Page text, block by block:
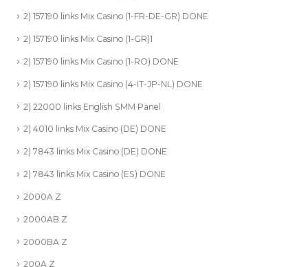
2) 157190 links Mix Casino (1-FR-DE-GR) DONE
2) 157190 links Mix Casino (1-GR)1
2) 157190 links Mix Casino (1-RO) DONE
2) 157190 links Mix Casino (4-IT-JP-NL) DONE
2) 22000 links English SMM Panel
2) 4010 links Mix Casino (DE) DONE
2) 7843 links Mix Casino (DE) DONE
2) 7843 links Mix Casino (ES) DONE
2000A Z
2000AB Z
2000BA Z
200A Z